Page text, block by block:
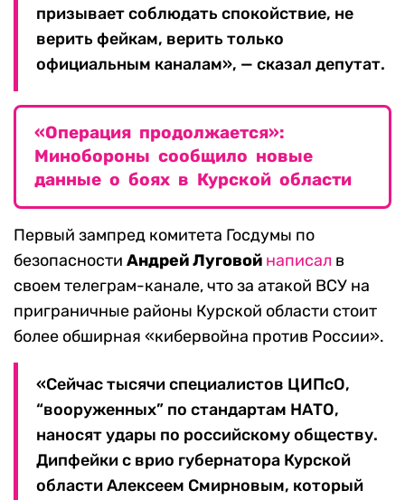
призывает соблюдать спокойствие, не
верить фейкам, верить только
официальным каналам», — сказал депутат.
«Операция продолжается»:
Минобороны сообщило новые
данные о боях в Курской области
Первый зампред комитета Госдумы по
безопасности Андрей Луговой написал в
своем телеграм-канале, что за атакой ВСУ на
приграничные районы Курской области стоит
более обширная «кибервойна против России».
«Сейчас тысячи специалистов ЦИПсО,
“вооруженных” по стандартам НАТО,
наносят удары по российскому обществу.
Дипфейки с врио губернатора Курской
области Алексеем Смирновым, который